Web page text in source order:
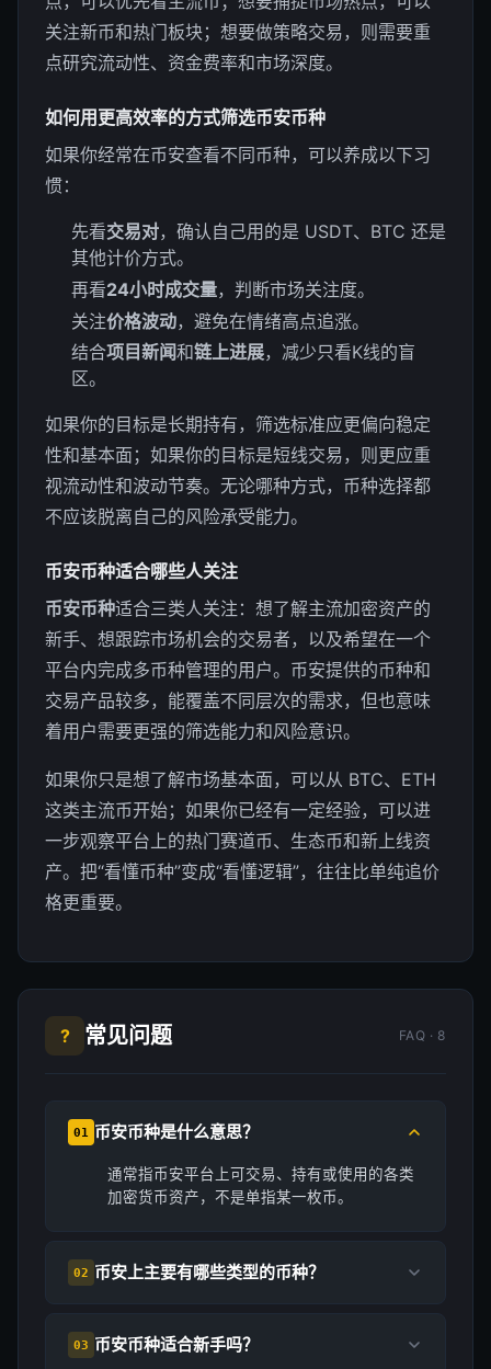
关注新币和热门板块；想要做策略交易，则需要重
点研究流动性、资金费率和市场深度。
如何用更高效率的方式筛选币安币种
如果你经常在币安查看不同币种，可以养成以下习
惯：
先看交易对，确认自己用的是 USDT、BTC 还是
其他计价方式。
再看24小时成交量，判断市场关注度。
关注价格波动，避免在情绪高点追涨。
结合项目新闻和链上进展，减少只看K线的盲
区。
如果你的目标是长期持有，筛选标准应更偏向稳定
性和基本面；如果你的目标是短线交易，则更应重
视流动性和波动节奏。无论哪种方式，币种选择都
不应该脱离自己的风险承受能力。
币安币种适合哪些人关注
币安币种适合三类人关注：想了解主流加密资产的
新手、想跟踪市场机会的交易者，以及希望在一个
平台内完成多币种管理的用户。币安提供的币种和
交易产品较多，能覆盖不同层次的需求，但也意味
着用户需要更强的筛选能力和风险意识。
如果你只是想了解市场基本面，可以从 BTC、ETH
这类主流币开始；如果你已经有一定经验，可以进
一步观察平台上的热门赛道币、生态币和新上线资
产。把“看懂币种”变成“看懂逻辑”，往往比单纯追价
格更重要。
? 常见问题 FAQ · 8
01 币安币种是什么意思？
通常指币安平台上可交易、持有或使用的各类
加密货币资产，不是单指某一枚币。
02 币安上主要有哪些类型的币种？
03 币安币种适合新手吗？